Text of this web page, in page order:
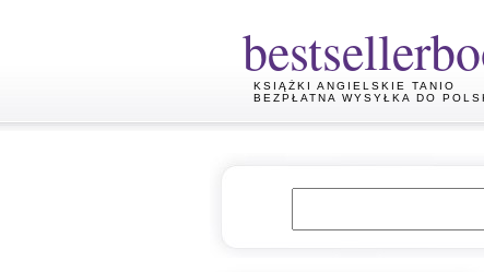
KSIĄŻKI ANGIELSKIE TANIO
BEZPŁATNA WYSYŁKA DO